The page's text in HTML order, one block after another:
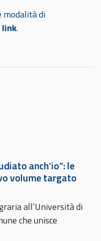
di
link.
anch’io”: le
volume targato
all’Università di
che unisce